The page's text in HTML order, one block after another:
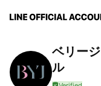
ベリー
ル